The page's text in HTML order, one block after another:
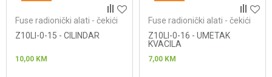
Fuse radionički alati - čekići
Z10LI-0-15 - CILINDAR
10,00 KM
Fuse radionički alati - čekići
Z10LI-0-16 - UMETAK
KVACILA
7,00 KM